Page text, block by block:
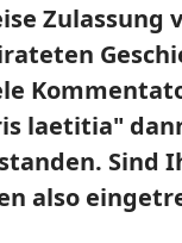
Zulassung
laetitia"
Sind
also